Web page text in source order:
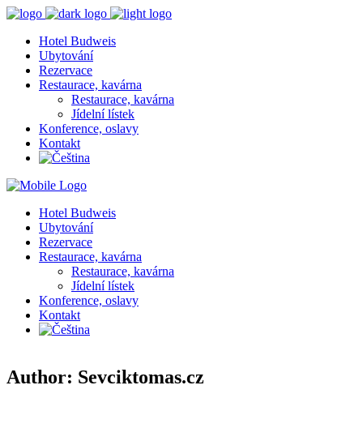
Hotel Budweis
Ubytování
Rezervace
Restaurace, kavárna
Restaurace, kavárna
Jídelní lístek
Konference, oslavy
Kontakt
Hotel Budweis
Ubytování
Rezervace
Restaurace, kavárna
Restaurace, kavárna
Jídelní lístek
Konference, oslavy
Kontakt
Author: Sevciktomas.cz